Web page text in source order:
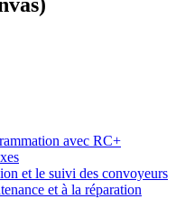
avec RC+
et le suivi des convoyeurs
et à la réparation